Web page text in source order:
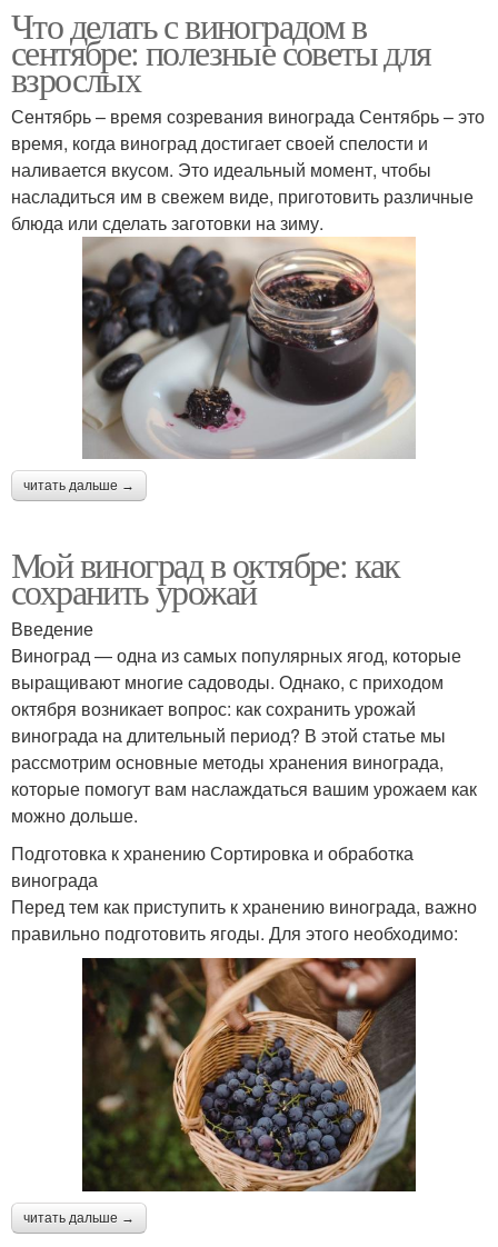
Что делать с виноградом в
сентябре: полезные советы для
взрослых
Сентябрь – время созревания винограда Сентябрь – это
время, когда виноград достигает своей спелости и
наливается вкусом. Это идеальный момент, чтобы
насладиться им в свежем виде, приготовить различные
блюда или сделать заготовки на зиму.
читать дальше →
Мой виноград в октябре: как
сохранить урожай
Введение
Виноград — одна из самых популярных ягод, которые
выращивают многие садоводы. Однако, с приходом
октября возникает вопрос: как сохранить урожай
винограда на длительный период? В этой статье мы
рассмотрим основные методы хранения винограда,
которые помогут вам наслаждаться вашим урожаем как
можно дольше.
Подготовка к хранению Сортировка и обработка
винограда
Перед тем как приступить к хранению винограда, важно
правильно подготовить ягоды. Для этого необходимо:
читать дальше →